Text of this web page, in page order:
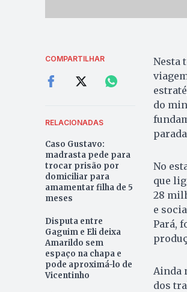
COMPARTILHAR
RELACIONADAS
Caso Gustavo:
madrasta pede para
trocar prisão por
domiciliar para
amamentar filha de 5
meses
Disputa entre
Gaguim e Eli deixa
Amarildo sem
espaço na chapa e
pode aproximá-lo de
Vicentinho
Nesta
do
No
que
28
e
Pará,
Ainda
dos